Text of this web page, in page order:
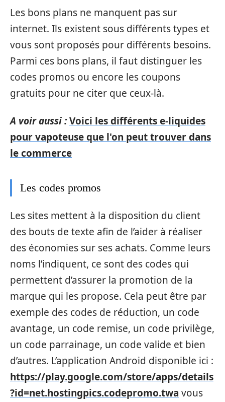
Les bons plans ne manquent pas sur
internet. Ils existent sous différents types et
vous sont proposés pour différents besoins.
Parmi ces bons plans, il faut distinguer les
codes promos ou encore les coupons
gratuits pour ne citer que ceux-là.
A voir aussi :Voici les différents e-liquides
pour vapoteuse que l'on peut trouver dans
le commerce
Les codes promos
Les sites mettent à la disposition du client
des bouts de texte afin de l’aider à réaliser
des économies sur ses achats. Comme leurs
noms l’indiquent, ce sont des codes qui
permettent d’assurer la promotion de la
marque qui les propose. Cela peut être par
exemple des codes de réduction, un code
avantage, un code remise, un code privilège,
un code parrainage, un code valide et bien
d’autres. L’application Android disponible ici :
https://play.google.com/store/apps/details
?id=net.hostingpics.codepromo.twa vous